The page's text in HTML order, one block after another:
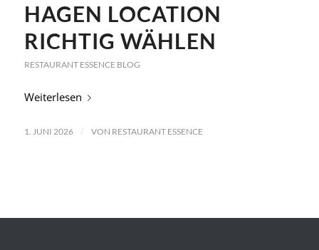
HAGEN LOCATION
RICHTIG WÄHLEN
RESTAURANT ESSENCE BLOG
Weiterlesen
1. JUNI 2026 / VON RESTAURANT ESSENCE